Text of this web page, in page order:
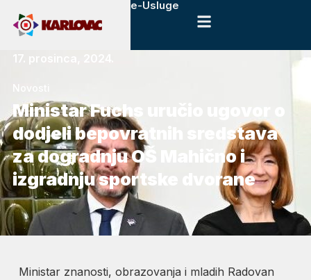
e-Usluge
17. prosinca, 2024.
Ministar Fuchs uručio ugovor o
dodjeli bepovratnih sredstava
za dogradnju OŠ Mahično i
izgradnju sportske dvorane
Ministar znanosti, obrazovanja i mladih Radovan